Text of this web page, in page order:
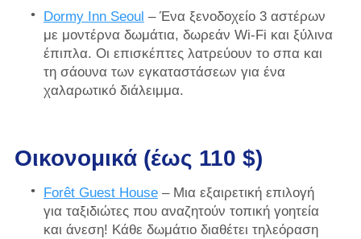
Dormy Inn Seoul – Ένα ξενοδοχείο 3 αστέρων
με μοντέρνα δωμάτια, δωρεάν Wi-Fi και ξύλινα
έπιπλα. Οι επισκέπτες λατρεύουν το σπα και
τη σάουνα των εγκαταστάσεων για ένα
χαλαρωτικό διάλειμμα.
Οικονομικά (έως 110 $)
Forêt Guest House– Μια εξαιρετική επιλογή
για ταξιδιώτες που αναζητούν τοπική γοητεία
και άνεση! Κάθε δωμάτιο διαθέτει τηλεόραση